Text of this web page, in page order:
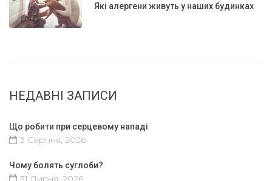
Які алергени живуть у наших будинках
НЕДАВНІ ЗАПИСИ
Що робити при серцевому нападі
3 Серпня, 2026
Чому болять суглоби?
31 Липня, 2026